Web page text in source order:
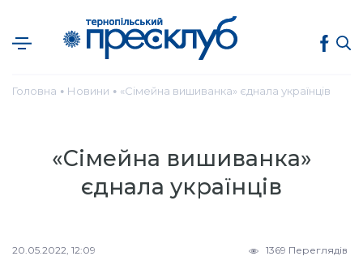
Головна ● Новини ● «Сімейна вишиванка» єднала українців
«Сімейна вишиванка»
єднала українців
20.05.2022, 12:09 1369 Переглядів